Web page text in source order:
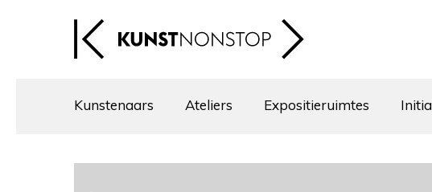
Kunstenaars Ateliers Expositieruimtes